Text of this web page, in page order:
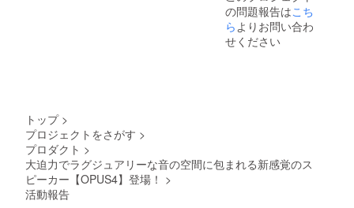
RCAピ
ン
ジャッ
ク）：
（赤・
黒各２
ズ：Ｗ
110㎜ ×
H295㎜
× D155
8cm ・
素材：
の問題報告はこち
ら よりお問い合わ
せください
トップ >
プロジェクトをさがす >
プロダクト >
大迫力でラグジュアリーな音の空間に包まれる新感覚のス
ピーカー【OPUS4】登場！ >
活動報告